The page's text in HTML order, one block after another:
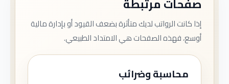
إذا كانت الرواتب لديك متأثرة بضعف القيود أو بإدارة مالية
أوسع، فهذه الصفحات هي الامتداد الطبيعي.
محاسبة وضرائب